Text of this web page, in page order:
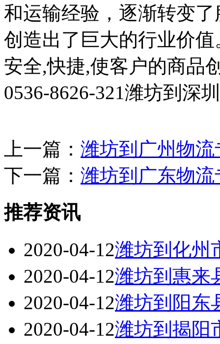
和运输经验，逐渐转变
创造出了巨大的行业价
安全,快捷,使客户的商品
0536-8626-321潍坊到深
上一篇： 潍坊到广州物流
下一篇： 潍坊到广东物流
推荐资讯
2020-04-12潍坊到化州
2020-04-12潍坊到惠来
2020-04-12潍坊到阳东
2020-04-12潍坊到揭阳